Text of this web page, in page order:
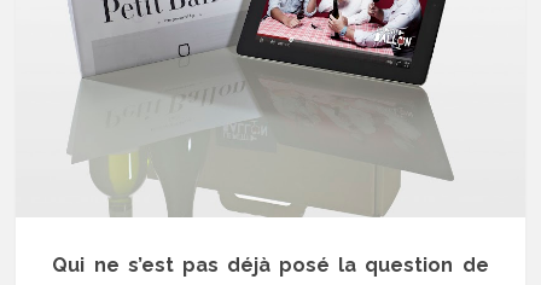
Qui ne s’est pas déjà posé la question de